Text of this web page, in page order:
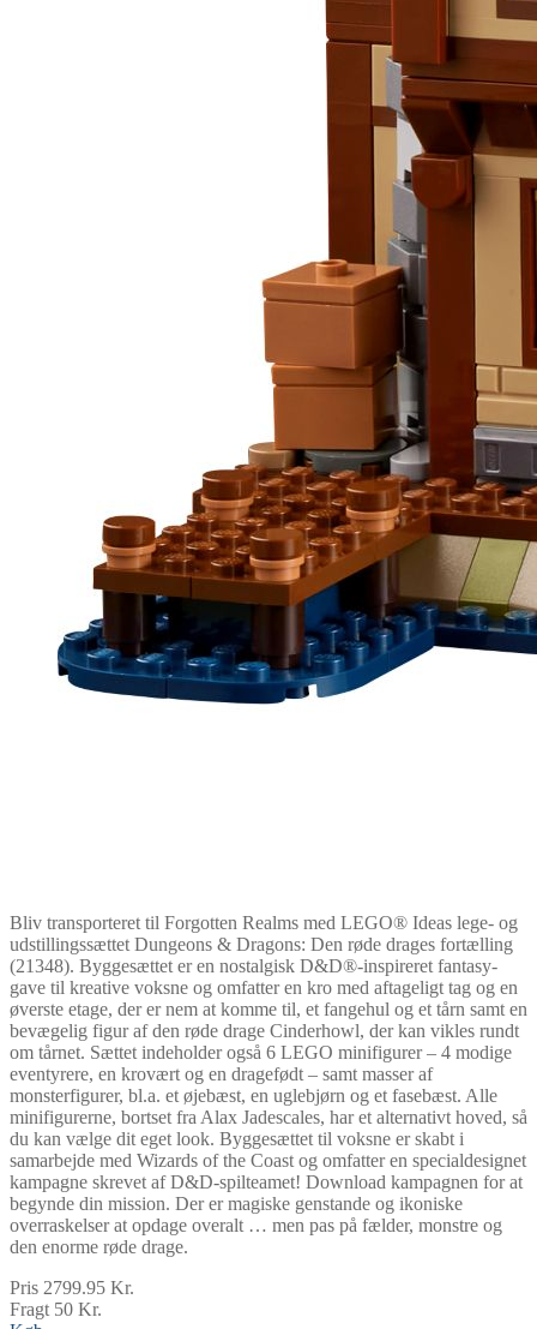
Bliv transporteret til Forgotten Realms med LEGO® Ideas lege- og
udstillingssættet Dungeons & Dragons: Den røde drages fortælling
(21348). Byggesættet er en nostalgisk D&D®-inspireret fantasy-
gave til kreative voksne og omfatter en kro med aftageligt tag og en
øverste etage, der er nem at komme til, et fangehul og et tårn samt en
bevægelig figur af den røde drage Cinderhowl, der kan vikles rundt
om tårnet. Sættet indeholder også 6 LEGO minifigurer – 4 modige
eventyrere, en krovært og en dragefødt – samt masser af
monsterfigurer, bl.a. et øjebæst, en uglebjørn og et fasebæst. Alle
minifigurerne, bortset fra Alax Jadescales, har et alternativt hoved, så
du kan vælge dit eget look. Byggesættet til voksne er skabt i
samarbejde med Wizards of the Coast og omfatter en specialdesignet
kampagne skrevet af D&D-spilteamet! Download kampagnen for at
begynde din mission. Der er magiske genstande og ikoniske
overraskelser at opdage overalt … men pas på fælder, monstre og
den enorme røde drage.
Pris 2799.95 Kr.
Fragt 50 Kr.